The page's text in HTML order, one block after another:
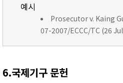
예시
Prosecutor v. Kaing
07-2007/ECCC/TC (26
6.국제기구 문헌